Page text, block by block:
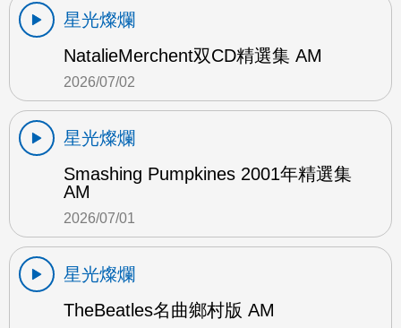
星光燦爛
NatalieMerchent双CD精選集 AM
2026/07/02
星光燦爛
Smashing Pumpkines 2001年精選集
AM
2026/07/01
星光燦爛
TheBeatles名曲鄉村版 AM